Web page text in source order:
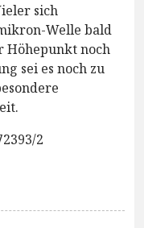
sich
Welle bald
Höhepunkt noch
sei es noch zu
2